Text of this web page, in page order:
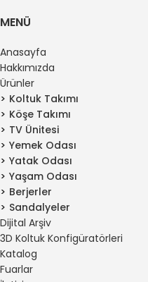
MENÜ
Anasayfa
Hakkımızda
Ürünler
Koltuk Takımı
Köşe Takımı
TV Ünitesi
Yemek Odası
Yatak Odası
Yaşam Odası
Berjerler
Sandalyeler
Dijital Arşiv
3D Koltuk Konfigüratörleri
Katalog
Fuarlar